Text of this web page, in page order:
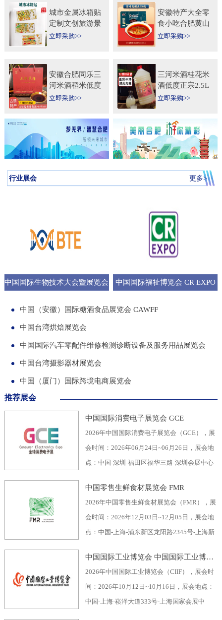
城市金属冰箱贴
定制文创旅游景
区纪念礼品定做
立即采购>>
安徽特产大全零
食小吃合肥黄山
烧饼糕点臭鳜鱼
立即采购>>
安徽合肥同乐三
河米酒稻米低度
甜黄酒坛装
送礼自饮
立即采购>>
三河米酒桂花米
酒低度正宗2.5L
桶纯手工安徽糯
立即采购>>
行业展会 更多>
中国国际生物技术大会暨展览会 中国国际福祉博览会 CR EXPO
中国（安徽）国际糖酒食品展览会 CAWFF
中国台湾烘焙展览会
中国国际汽车零配件维修检测诊断设备及服务用品展览会
中国台湾摄影器材展览会
中国（厦门）国际跨境电商展览会
推荐展会
中国国际消费电子展览会 GCE
2026年中国国际消费电子展览会（GCE），展
会时间：2026年06月24日~06月26日，展会地
点：中国-深圳-福田区福华三路-深圳会展中心
深圳振华展览有限公司，举办周期：一年一
届，展会面积：40000平米，参展观众：60000
人，参展商数量及参展品牌达到400家。2026
全球消费电子展暨深圳国际消费电子展览
会“GCE”，致力于为全球消费电子生产企业、
中国零售生鲜食材展览会 FMR
2026年中国零售生鲜食材展览会（FMR），展
会时间：2026年12月03日~12月05日，展会地
点：中国-上海-浦东新区龙阳路2345号-上海新
企业协会自有品牌专业委员会，举办周期：一
年一届，展会面积：70000平米，参展观众：
30000人，参展商数量及参展品牌达到1500
家。中国零售生鲜食材展览会FMR（国际生鲜
中国国际工业博览会 中国国际工业博览会 CIIF
2026年中国国际工业博览会（CIIF），展会时
间：2026年10月12日~10月16日，展会地点：
中国-上海-崧泽大道333号-上海国家会展中